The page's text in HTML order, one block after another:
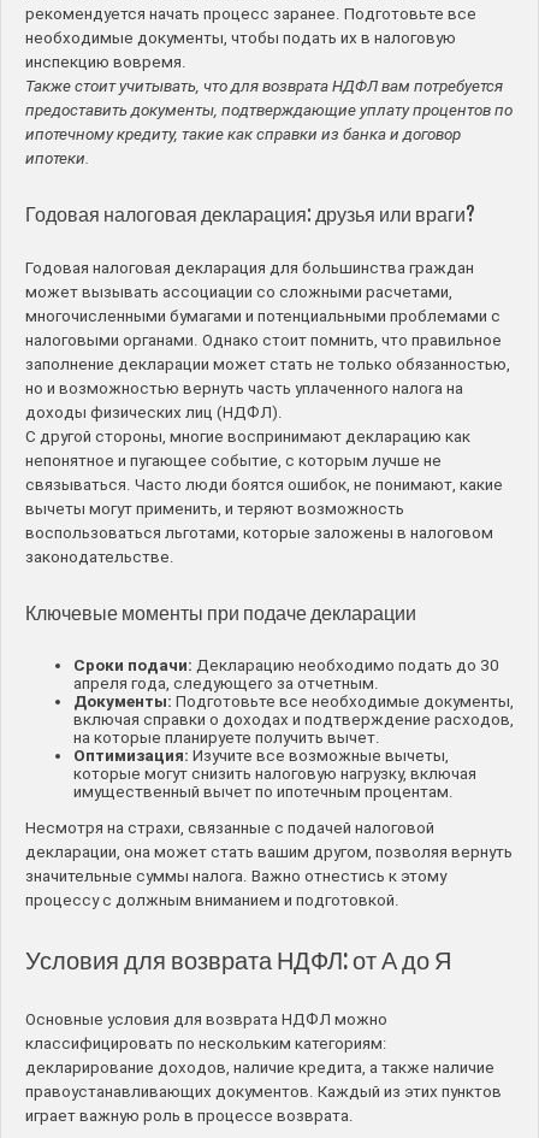
рекомендуется начать процесс заранее. Подготовьте все
необходимые документы, чтобы подать их в налоговую
инспекцию вовремя.
Также стоит учитывать, что для возврата НДФЛ вам потребуется
предоставить документы, подтверждающие уплату процентов по
ипотечному кредиту, такие как справки из банка и договор
ипотеки.
Годовая налоговая декларация: друзья или враги?
Годовая налоговая декларация для большинства граждан
может вызывать ассоциации со сложными расчетами,
многочисленными бумагами и потенциальными проблемами с
налоговыми органами. Однако стоит помнить, что правильное
заполнение декларации может стать не только обязанностью,
но и возможностью вернуть часть уплаченного налога на
доходы физических лиц (НДФЛ).
С другой стороны, многие воспринимают декларацию как
непонятное и пугающее событие, с которым лучше не
связываться. Часто люди боятся ошибок, не понимают, какие
вычеты могут применить, и теряют возможность
воспользоваться льготами, которые заложены в налоговом
законодательстве.
Ключевые моменты при подаче декларации
Сроки подачи: Декларацию необходимо подать до 30
апреля года, следующего за отчетным.
Документы: Подготовьте все необходимые документы,
включая справки о доходах и подтверждение расходов,
на которые планируете получить вычет.
Оптимизация: Изучите все возможные вычеты,
которые могут снизить налоговую нагрузку, включая
имущественный вычет по ипотечным процентам.
Несмотря на страхи, связанные с подачей налоговой
декларации, она может стать вашим другом, позволяя вернуть
значительные суммы налога. Важно отнестись к этому
процессу с должным вниманием и подготовкой.
Условия для возврата НДФЛ: от А до Я
Основные условия для возврата НДФЛ можно
классифицировать по нескольким категориям:
декларирование доходов, наличие кредита, а также наличие
правоустанавливающих документов. Каждый из этих пунктов
играет важную роль в процессе возврата.